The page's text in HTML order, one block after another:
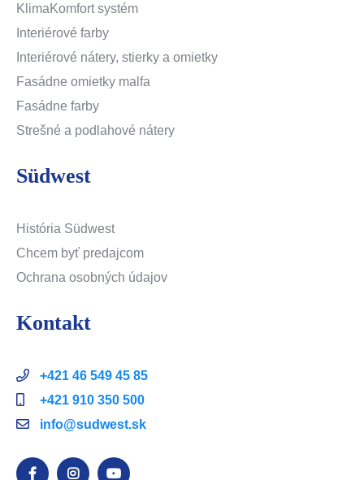
KlimaKomfort systém
Interiérové farby
Interiérové nátery, stierky a omietky
Fasádne omietky malfa
Fasádne farby
Strešné a podlahové nátery
Südwest
História Südwest
Chcem byť predajcom
Ochrana osobných údajov
Kontakt
+421 46 549 45 85
+421 910 350 500
info@sudwest.sk